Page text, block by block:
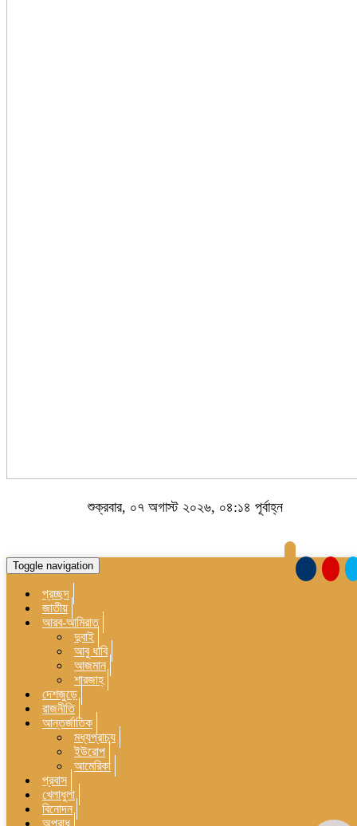
শুক্রবার, ০৭ অগাস্ট ২০২৬, ০৪:১৪ পূর্বাহ্ন
Toggle navigation
প্রচ্ছদ
জাতীয়
আরব-আমিরাত
দুবাই
আবু ধাবি
আজমান
শারজাহ্
দেশজুড়ে
রাজনীতি
আন্তর্জাতিক
মধ্যপ্রাচ্য
ইউরোপ
আমেরিকা
প্রবাস
খেলাধুলা
বিনোদন
অপরাধ